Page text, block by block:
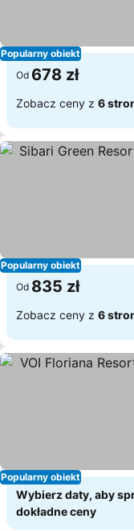
Popularny obiekt
Od 678 zł
Zobacz ceny z 6
Popularny obiekt
Od 835 zł
Zobacz ceny z 6
Popularny obiekt
Wybierz daty, aby
dokładne ceny